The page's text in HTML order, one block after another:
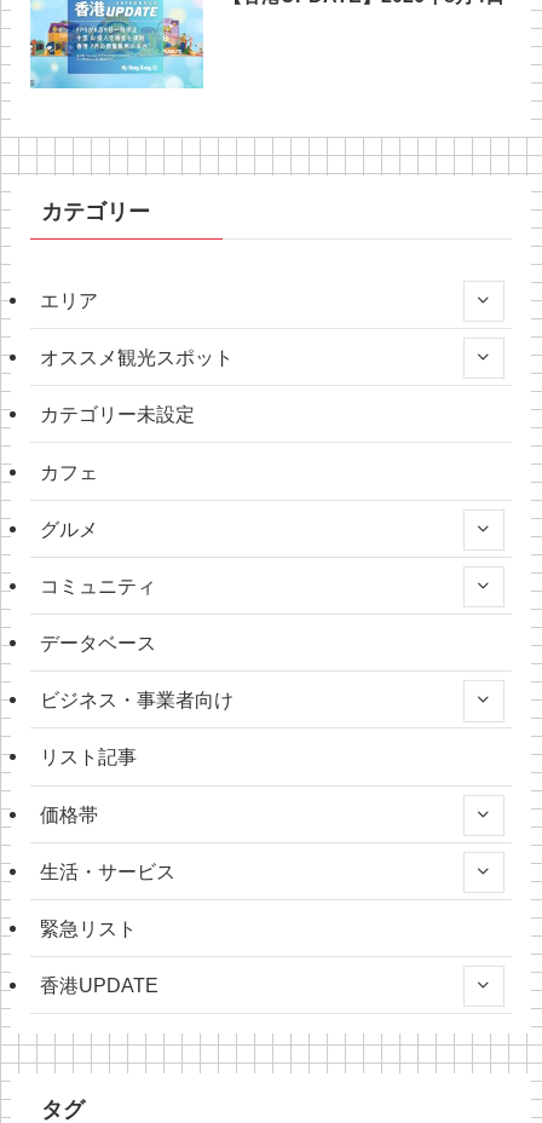
カテゴリー
エリア
オススメ観光スポット
カテゴリー未設定
カフェ
グルメ
コミュニティ
データベース
ビジネス・事業者向け
リスト記事
価格帯
生活・サービス
緊急リスト
香港UPDATE
タグ